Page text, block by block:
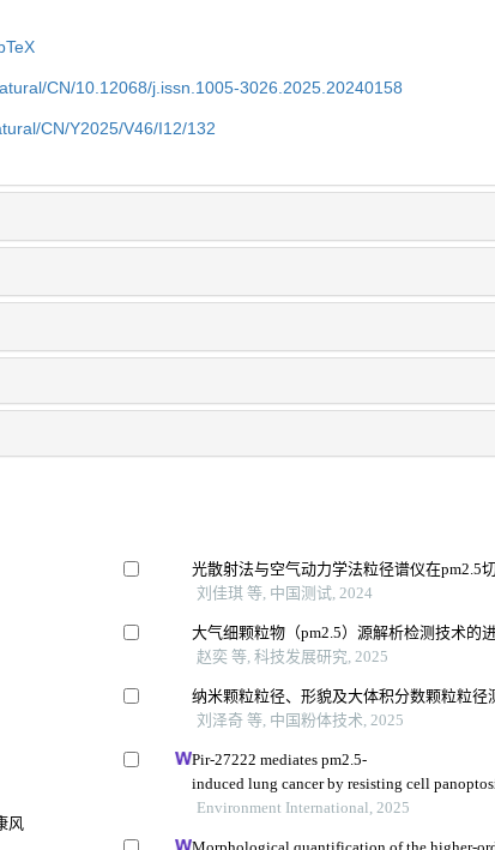
CN/10.12068/j.issn.1005-3026.2025.20240158
CN/Y2025/V46/I12/132
风
光散射法与空气动力学法粒径谱仪在pm2.5
刘佳琪 等, 中国测试, 2024
大气细颗粒物（pm2.5）源解析检测技术的
赵奕 等, 科技发展研究, 2025
纳米颗粒粒径、形貌及大体积分数颗粒粒径
刘泽奇 等, 中国粉体技术, 2025
Pir-27222 mediates pm2.5-
induced lung cancer by resisting cell
sEnvironment International, 2025
Morphological quantification of the higher-